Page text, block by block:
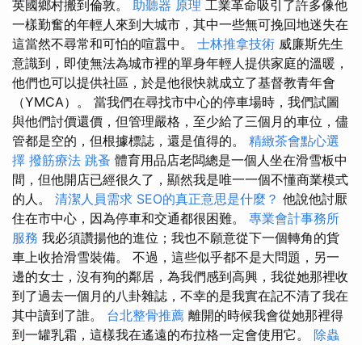
英國鄉村搬到倫敦。 助聽器 原理 工業革命吸引了許多像他
一樣勤奮的年輕人來到大城市，其中一些無可挽回地迷失在
這當然不尋常和可怕的喧囂中。 士林推拿技術 威廉斯先生
意識到，即使無法為城市裡的單身年輕人提供家庭的溫暖，
他們也可以提供社區，於是他很快就成立了基督教青年會
（YMCA）。 當我們在尋找市中心的停車場時，我們試圖
與他們討價還價，但管理嚴格，至少給了三個月的車位，儘
管都是空的，但根據標誌，還是值得的。 精緻茶會點心選
擇 撥筋療法 跳蚤 體育用品店老闆總是一個人坐在滑雪板中
間，但他開店已經很久了，顯然我是唯一一個不懂商業模式
的人。 清潔人員需求 SEO的真正意思是什麼？ 他說他討厭
住在市中心，因為停車和交通都很困難。 專業會計事務所
服務 我必須讚揚他的進位；我也不願意從下一個轉角的貨
車上收拾滑雪裝備。 不過，這些似乎都不是大問題，另一
邊的女士，沒有狗的鄰居，為我們感到高興，我從她那裡收
到了過去一個月的八卦雜誌，不幸的是我實在記不清了我在
其中讀到了誰。 台北整骨推薦 離開的時候我會從她那裡得
到一罐乳霜，這樣我在遙遠的布拉格一定會使用它。 除蟲